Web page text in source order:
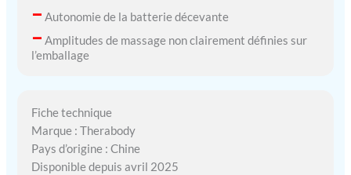
– Autonomie de la batterie décevante
– Amplitudes de massage non clairement définies sur
l’emballage
Fiche technique
Marque : Therabody
Pays d’origine : Chine
Disponible depuis avril 2025